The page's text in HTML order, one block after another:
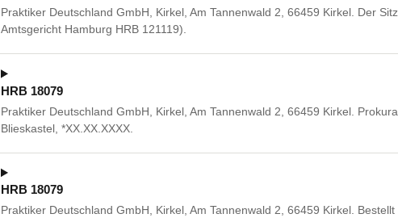
Praktiker Deutschland GmbH, Kirkel, Am Tannenwald 2, 66459 Kirkel. Der
Amtsgericht Hamburg HRB 121119).
HRB 18079
Praktiker Deutschland GmbH, Kirkel, Am Tannenwald 2, 66459 Kirkel.
Blieskastel, *XX.XX.XXXX.
HRB 18079
Praktiker Deutschland GmbH, Kirkel, Am Tannenwald 2, 66459 Kirkel.